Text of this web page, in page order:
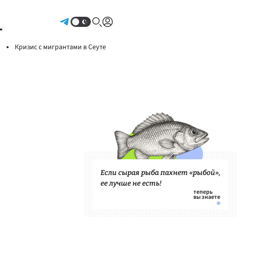
Кризис с мигрантами в Сеуте
Если сырая рыба пахнет «рыбой»,
ее лучше не есть!